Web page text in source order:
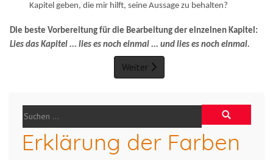
Kapitel geben, die mir hilft, seine Aussage zu behalten?
Die beste Vorbereitung für die Bearbeitung der einzelnen Kapitel:
Lies das Kapitel ... lies es noch einmal ... und lies es noch einmal.
Weiter
Erklärung der Farben